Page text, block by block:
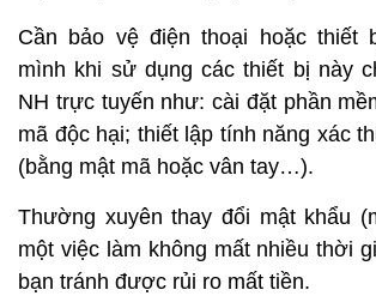
Cần bảo vệ điện thoại hoặc thiết
mình khi sử dụng các thiết bị này
NH trực tuyến như: cài đặt phần
mã độc hại; thiết lập tính năng xác
(bằng mật mã hoặc vân tay…).
Thường xuyên thay đổi mật khẩu
một việc làm không mất nhiều thời
bạn tránh được rủi ro mất tiền.